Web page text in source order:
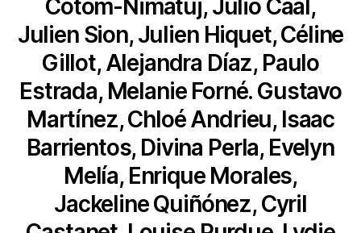
Cotom-Nimatuj, Julio Caal,
Julien Sion, Julien Hiquet, Céline
Gillot, Alejandra Díaz, Paulo
Estrada, Melanie Forné. Gustavo
Martínez, Chloé Andrieu, Isaac
Barrientos, Divina Perla, Evelyn
Melía, Enrique Morales,
Jackeline Quiñónez, Cyril